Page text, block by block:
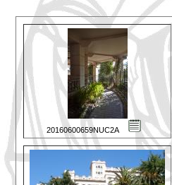
20160600659NUC2A